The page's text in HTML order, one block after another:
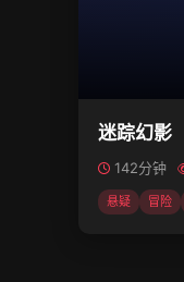
迷踪幻影
142分钟
悬疑 冒险